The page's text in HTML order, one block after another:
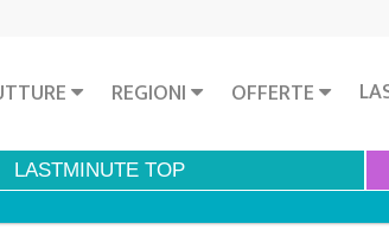
REGIONI OFFERTE
LASTMINUTE TOP